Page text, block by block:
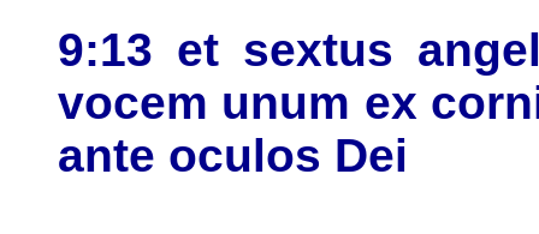
9:13 et sextus
vocem unum ex
ante oculos Dei